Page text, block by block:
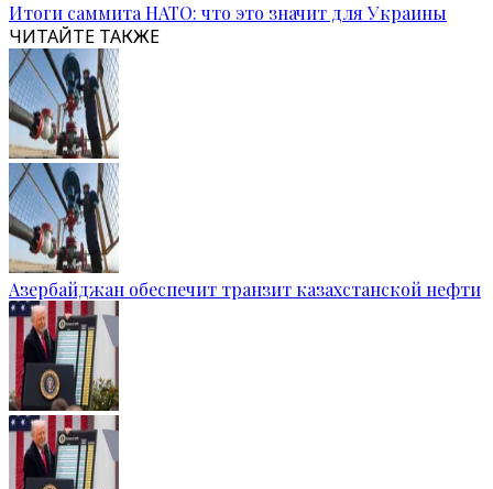
Итоги саммита НАТО: что это значит для Украины
ЧИТАЙТЕ ТАКЖЕ
Азербайджан обеспечит транзит казахстанской нефти